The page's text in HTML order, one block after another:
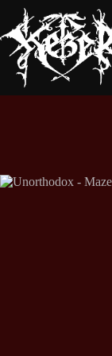
Inhalt
springen